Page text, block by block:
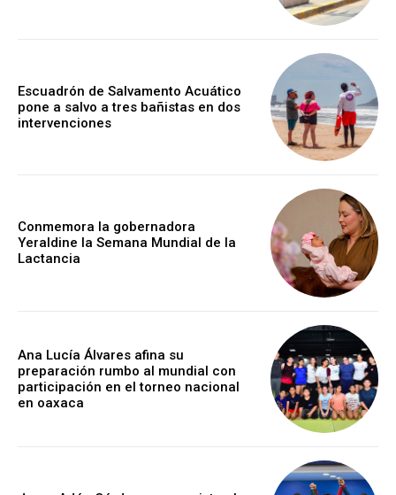
Escuadrón de Salvamento Acuático
pone a salvo a tres bañistas en dos
intervenciones
Conmemora la gobernadora
Yeraldine la Semana Mundial de la
Lactancia
Ana Lucía Álvares afina su
preparación rumbo al mundial con
participación en el torneo nacional
en oaxaca